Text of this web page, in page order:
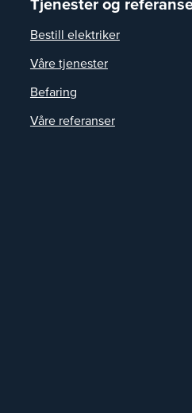
Tjenester og
Bestill elektriker
Våre tjenester
Befaring
Våre referanser